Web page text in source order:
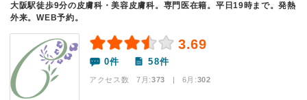
大阪駅徒歩9分の皮膚科・美容皮膚科。専門医在籍。平日19時まで。発熱
外来。WEB予約。
3.69
0件 58件
アクセス数 7月:373 | 6月:302